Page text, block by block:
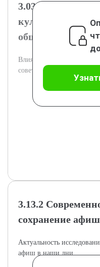
3.03.1 Роль афиш
культурного
общества
Влияние афиш на
советских зрителей.
3.13.2
сохранение афиш
Актуальность
афиш в наши дни.